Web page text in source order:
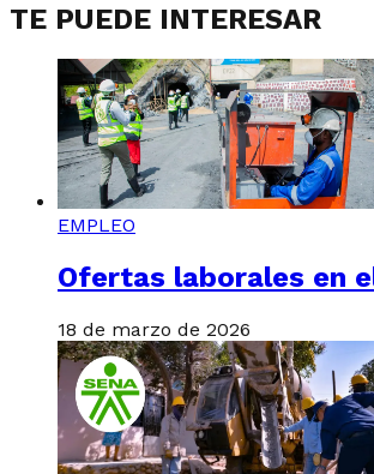
TE PUEDE INTERESAR
EMPLEO
Ofertas laborales en
18 de marzo de 2026